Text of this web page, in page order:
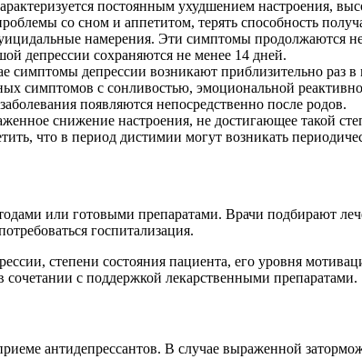
постоянным ухудшением настроения,
со сном и аппетитом, терять способность
намерения. Эти симптомы продолжаются
депрессии сохраняются не менее 14 дней.
симптомы депрессии возникают приблизительно раз
симптомов с сонливостью, эмоциональной
появляются непосредственно после родов.
снижение настроения, не достигающее такой
что в период дистимии могут возникать
или готовыми препаратами. Врачи подбирают
госпитализация.
степени состояния пациента, его уровня
сочетании с поддержкой лекарственными препаратами.
антидепрессантов. В случае выраженной